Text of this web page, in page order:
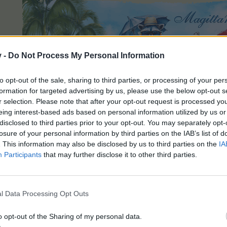
- Do Not Process My Personal Information
opt-out of the sale, sharing to third parties, or processing of your
for targeted advertising by us, please use the below opt-out
selection. Please note that after your opt-out request is processed
interest-based ads based on personal information utilized by us
to third parties prior to your opt-out. You may separately
of your personal information by third parties on the IAB’s list of
This information may also be disclosed by us to third parties on the
Participants that may further disclose it to other third parties.
Data Processing Opt Outs
opt-out of the Sharing of my personal data.
Markt 10/ Farmgründung-09.11.2011/ID 34360434
Suche keine Nachbarn -LV 200 am 17.07.2018
dies.
ganz ganz schwer ... und nehm Dich mit Gitti ganz fest
bei euch" ... für Deinen-euren so schmerzlichen Verlust gibts
geliebten Sohn Marco ein Kerzerl mit zu Gittis dazu und
"ja ... Liebe stirbt niemals ... und so lebt Marco ewiglich in